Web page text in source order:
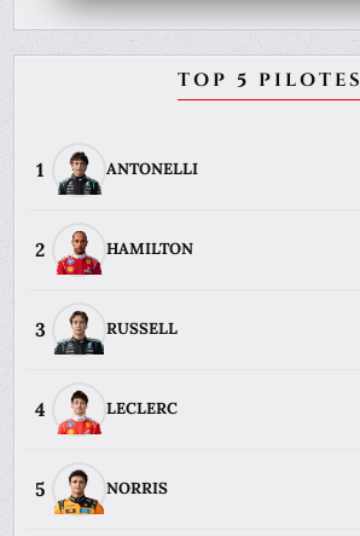
TOP 5 PILOTES
1 ANTONELLI
2 HAMILTON
3 RUSSELL
4 LECLERC
5 NORRIS